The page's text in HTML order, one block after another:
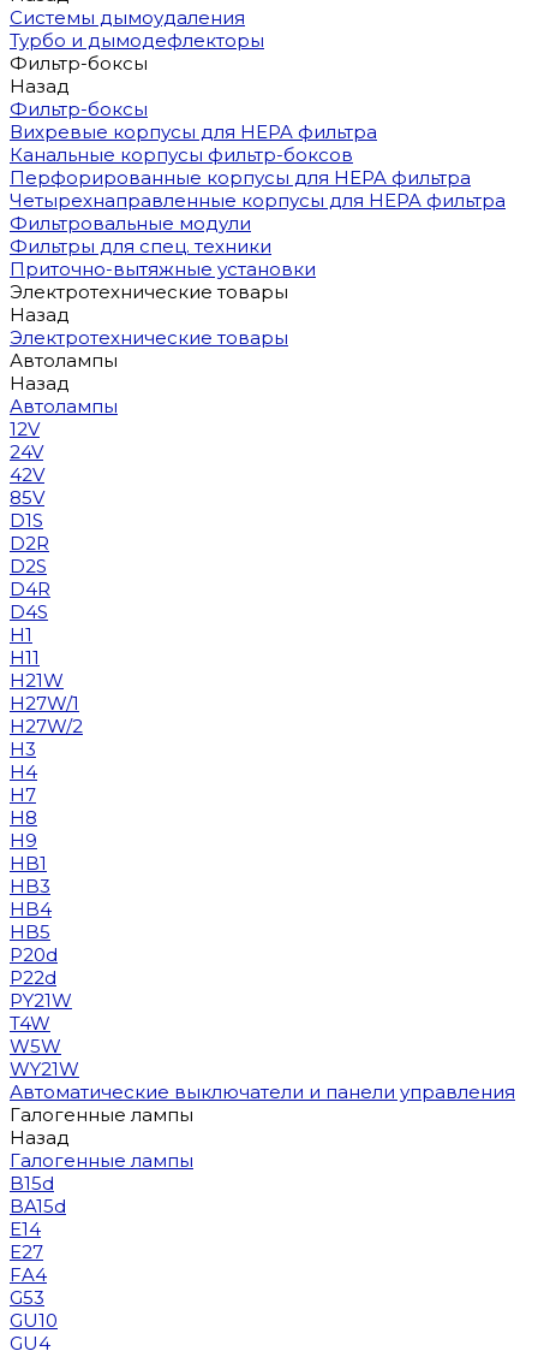
Системы дымоудаления
Турбо и дымодефлекторы
Фильтр-боксы
Назад
Фильтр-боксы
Вихревые корпусы для HEPA фильтра
Канальные корпусы фильтр-боксов
Перфорированные корпусы для HEPA фильтра
Четырехнаправленные корпусы для HEPA фильтра
Фильтровальные модули
Фильтры для спец. техники
Приточно-вытяжные установки
Электротехнические товары
Назад
Электротехнические товары
Автолампы
Назад
Автолампы
12V
24V
42V
85V
D1S
D2R
D2S
D4R
D4S
H1
H11
H21W
H27W/1
H27W/2
H3
H4
H7
H8
H9
HB1
HB3
HB4
HB5
P20d
P22d
PY21W
T4W
W5W
WY21W
Автоматические выключатели и панели управления
Галогенные лампы
Назад
Галогенные лампы
B15d
BA15d
E14
E27
FA4
G53
GU10
GU4